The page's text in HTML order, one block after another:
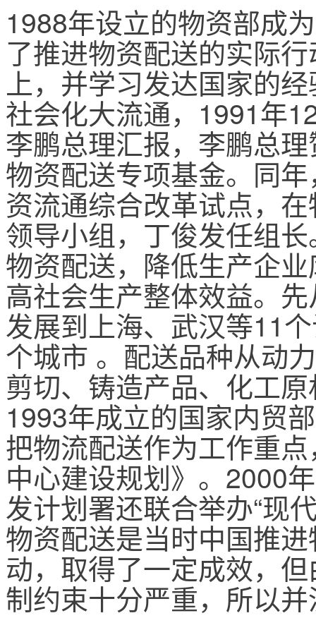
1988年设立的物资部成
了推进物资配送的实际
上，并学习发达国家的
社会化大流通，1991年
李鹏总理汇报，李鹏总
物资配送专项基金。同
资流通综合改革试点，
领导小组，丁俊发任组
物资配送，降低生产企
高社会生产整体效益。
发展到上海、武汉等11
个城市 。配送品种从动
剪切、铸造产品、化工
1993年成立的国家内贸
把物流配送作为工作重
中心建设规划》。2000
发计划署还联合举办“现
物资配送是当时中国推
动，取得了一定成效，
制约束十分严重，所以